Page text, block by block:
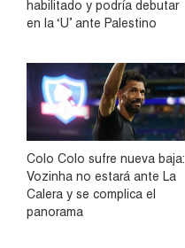
habilitado y podría debutar
en la ‘U’ ante Palestino
Colo Colo sufre nueva baja:
Vozinha no estará ante La
Calera y se complica el
panorama